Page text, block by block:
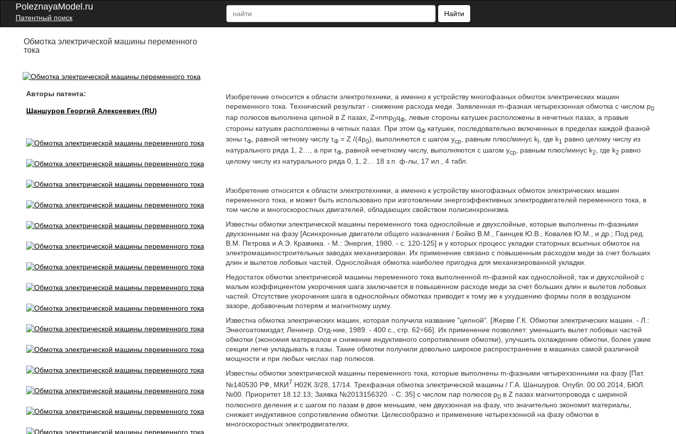
PoleznayaModel.ru
Патентный поиск
Найти
Обмотка электрической машины переменного
тока
Авторы патента:
Шаншуров Георгий Алексеевич (RU)
Изобретение относится к области электротехники, а именно к устройству многофазных обмоток электрических машин
переменного тока. Технический результат - снижение расхода меди. Заявленная m-фазная четырехзонная обмотка с числом р0
пар полюсов выполнена цепной в Z пазах, Z=nmp0qФ
, левые стороны катушек расположены в нечетных пазах, а правые
стороны катушек расположены в четных пазах. При этом qФ катушек, последовательно включенных в пределах каждой фазной
зоны τФ, равной четному числу τФ = Z /(4р0), выполняются с шагом уср, равным плюс/минус k , где k1
равно целому числу из
натурального ряда 1, 2…, а при τФ , равной нечетному числу, выполняются с шагом уср , равным плюс/минус k2 , где k2 равно
целому числу из натурального ряда 0, 1, 2… 18 з.п. ф-лы, 17 ил., 4 табл.
Изобретение относится к области электротехники, а именно к устройству многофазных обмоток электрических машин
переменного тока, и может быть использовано при изготовлении энергоэффективных электродвигателей переменного тока, в
том числе и многоскоростных двигателей, обладающих свойством полисинхронизма.
Известны обмотки электрической машины переменного тока однослойные и двухслойные, которые выполнены m-фазными
двухзонными на фазу [Асинхронные двигатели общего назначения / Бойко В.М., Гаинцев Ю.В., Ковалев Ю.М., и др.; Под ред.
В.М. Петрова и А.Э. Кравчика. - М.: Энергия, 1980. - с. 120-125] и у которых процесс укладки статорных всыпных обмоток на
электромашиностроительных заводах механизирован. Их применение связано с повышенным расходом меди за счет больших
длин и вылетов лобовых частей. Однослойная обмотка наиболее пригодна для механизированной укладки.
Недостаток обмотки электрической машины переменного тока выполненной m-фазной как однослойной, так и двухслойной с
малым коэффициентом укорочения шага заключается в повышенном расходе меди за счет больших длин и вылетов лобовых
частей. Отсутствие укорочения шага в однослойных обмотках приводит к тому же к ухудшению формы поля в воздушном
зазоре, добавочным потерям и магнитному шуму.
Известна обмотка электрических машин, которая получила название "цепной". [Жерве Г.К. Обмотки электрических машин. - Л.:
Энеогоатомиздат, Ленингр. Отд-ние, 1989. - 400 с., стр. 62÷66]. Их применение позволяет: уменьшить вылет лобовых частей
обмотки (экономия материалов и снижение индуктивного сопротивления обмотки), улучшить охлаждение обмотки, более узкие
секции легче укладывать в пазы. Такие обмотки получили довольно широкое распространение в машинах самой различной
мощности и при любых числах пар полюсов.
Известны обмотки электрической машины переменного тока, которые выполнены m-фазными четырехзонными на фазу [Пат.
№140530 РФ, МКИ7 H02K 3/28, 17/14. Трехфазная обмотка электрической машины / Г.А. Шаншуров. Опубл. 00.00.2014, БЮЛ.
№00. Приоритет 18.12.13; Заявка №2013156320. - С. 35] с числом пар полюсов р0 в Z пазах магнитопровода с шириной
полюсного деления и с шагом по пазам в двое меньшим, чем двухзонная на фазу, что значительно экономит материалы,
снижает индуктивное сопротивление обмотки. Целесообразно и применение четырехзонной на фазу обмотки в
многоскоростных электродвигателях.